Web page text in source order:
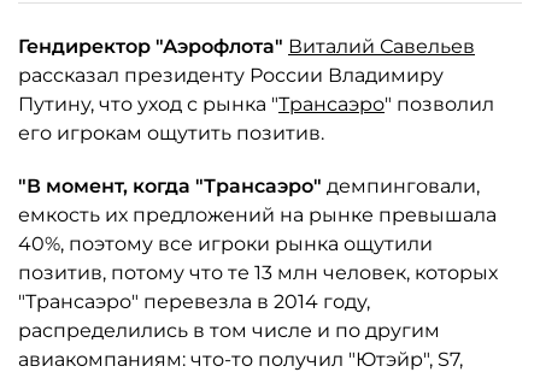
Гендиректор "Аэрофлота" Виталий Савельев
рассказал президенту России Владимиру
Путину, что уход с рынка "Трансаэро" позволил
его игрокам ощутить позитив.
"В момент, когда "Трансаэро" демпинговали,
емкость их предложений на рынке превышала
40%, поэтому все игроки рынка ощутили
позитив, потому что те 13 млн человек, которых
"Трансаэро" перевезла в 2014 году,
распределились в том числе и по другим
авиакомпаниям: что-то получил "Ютэйр", S7,